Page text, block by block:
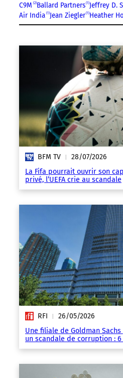
C9M 2 Ballard Partners 1 Jeffrey D.
Air India 1 Jean Ziegler 1 Heather
BFM TV | 28/07/2026
La Fifa pourrait ouvrir son
privé, l’UEFA crie au scandale
RFI | 26/05/2026
Une filiale de Goldman
un scandale de corruption :